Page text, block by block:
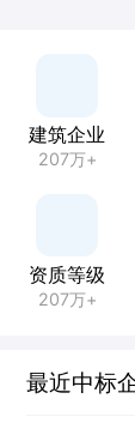
建筑企业
207万+
资质等级
207万+
最近中标